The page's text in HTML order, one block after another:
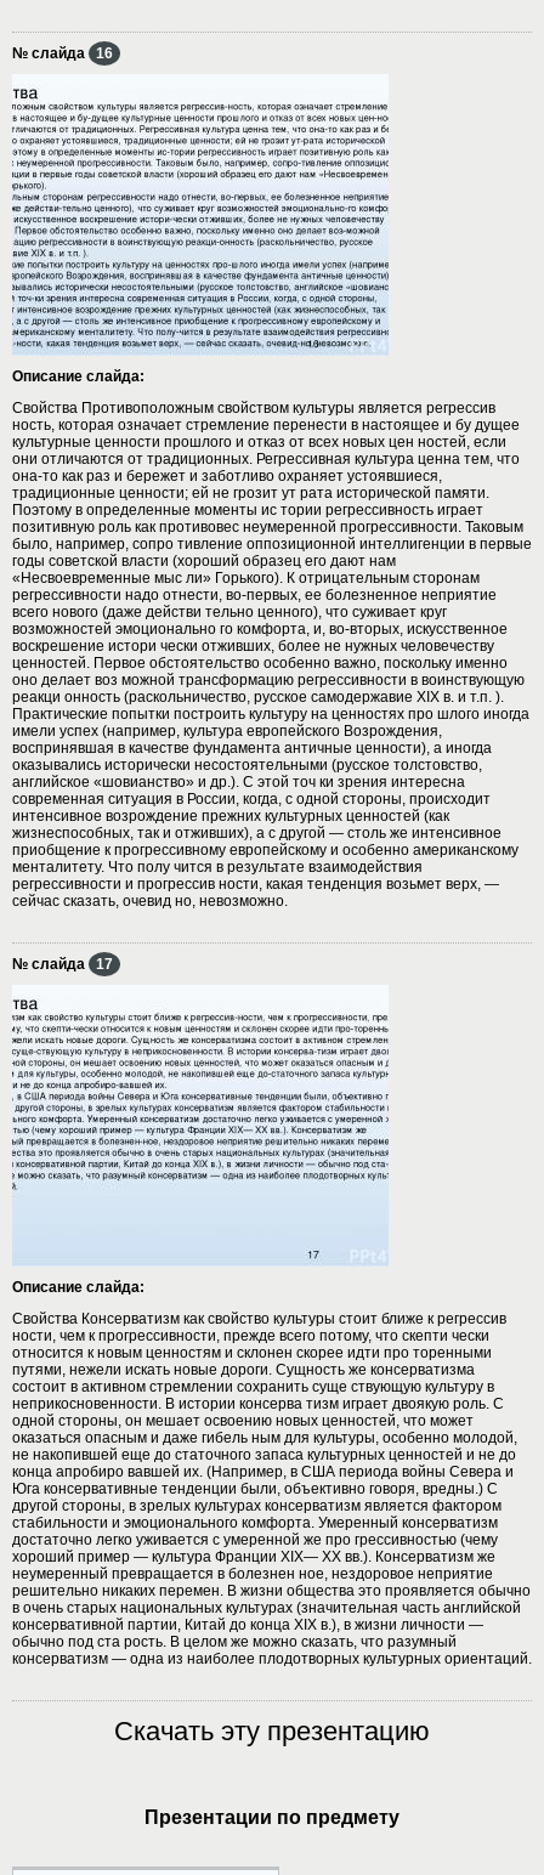
№ слайда 16
Описание слайда:
Свойства Противоположным свойством культуры является регрессив
ность, которая означает стремление перенести в настоящее и бу дущее
культурные ценности прошлого и отказ от всех новых цен ностей, если
они отличаются от традиционных. Регрессивная культура ценна тем, что
она-то как раз и бережет и заботливо охраняет устоявшиеся,
традиционные ценности; ей не грозит ут рата исторической памяти.
Поэтому в определенные моменты ис тории регрессивность играет
позитивную роль как противовес неумеренной прогрессивности. Таковым
было, например, сопро тивление оппозиционной интеллигенции в первые
годы советской власти (хороший образец его дают нам
«Несвоевременные мыс ли» Горького). К отрицательным сторонам
регрессивности надо отнести, во-первых, ее болезненное неприятие
всего нового (даже действи тельно ценного), что суживает круг
возможностей эмоционально го комфорта, и, во-вторых, искусственное
воскрешение истори чески отживших, более не нужных человечеству
ценностей. Первое обстоятельство особенно важно, поскольку именно
оно делает воз можной трансформацию регрессивности в воинствующую
реакци онность (раскольничество, русское самодержавие XIX в. и т.п. ).
Практические попытки построить культуру на ценностях про шлого иногда
имели успех (например, культура европейского Возрождения,
воспринявшая в качестве фундамента античные ценности), а иногда
оказывались исторически несостоятельными (русское толстовство,
английское «шовианство» и др.). С этой точ ки зрения интересна
современная ситуация в России, когда, с одной стороны, происходит
интенсивное возрождение прежних культурных ценностей (как
жизнеспособных, так и отживших), а с другой — столь же интенсивное
приобщение к прогрессивному европейскому и особенно американскому
менталитету. Что полу чится в результате взаимодействия
регрессивности и прогрессив ности, какая тенденция возьмет верх, —
сейчас сказать, очевид но, невозможно.
№ слайда 17
Описание слайда:
Свойства Консерватизм как свойство культуры стоит ближе к регрессив
ности, чем к прогрессивности, прежде всего потому, что скепти чески
относится к новым ценностям и склонен скорее идти про торенными
путями, нежели искать новые дороги. Сущность же консерватизма
состоит в активном стремлении сохранить суще ствующую культуру в
неприкосновенности. В истории консерва тизм играет двоякую роль. С
одной стороны, он мешает освоению новых ценностей, что может
оказаться опасным и даже гибель ным для культуры, особенно молодой,
не накопившей еще до статочного запаса культурных ценностей и не до
конца апробиро вавшей их. (Например, в США периода войны Севера и
Юга консервативные тенденции были, объективно говоря, вредны.) С
другой стороны, в зрелых культурах консерватизм является фактором
стабильности и эмоционального комфорта. Умеренный консерватизм
достаточно легко уживается с умеренной же про грессивностью (чему
хороший пример — культура Франции XIX— XX вв.). Консерватизм же
неумеренный превращается в болезнен ное, нездоровое неприятие
решительно никаких перемен. В жизни общества это проявляется обычно
в очень старых национальных культурах (значительная часть английской
консервативной партии, Китай до конца XIX в.), в жизни личности —
обычно под ста рость. В целом же можно сказать, что разумный
консерватизм — одна из наиболее плодотворных культурных ориентаций.
Скачать эту презентацию
Презентации по предмету